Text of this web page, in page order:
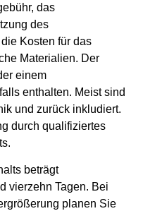
das
des
Kosten für das
Materialien. Der
einem
enthalten. Meist sind
und zurück inkludiert.
durch qualifiziertes
beträgt
vierzehn Tagen. Bei
planen Sie